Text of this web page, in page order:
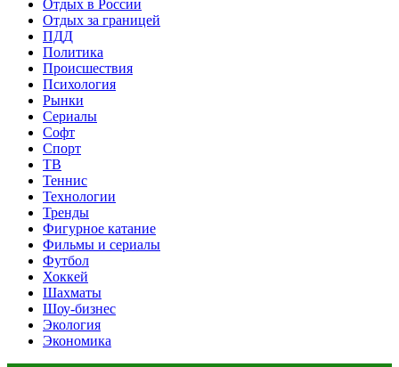
Отдых в России
Отдых за границей
ПДД
Политика
Происшествия
Психология
Рынки
Сериалы
Софт
Спорт
ТВ
Теннис
Технологии
Тренды
Фигурное катание
Фильмы и сериалы
Футбол
Хоккей
Шахматы
Шоу-бизнес
Экология
Экономика